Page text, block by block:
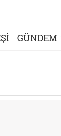
GÜNDEM